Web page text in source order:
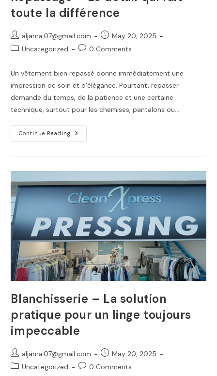
toute la différence
Post
author:
aljama.07@gmail.com
Post
published:
May 20, 2025
PostUncategorized
Post0 Comments
Un vêtement bien repassé donne immédiatement une
impression de soin et d’élégance. Pourtant, repasser
demande du temps, de la patience et une certaine
technique, surtout pour les chemises, pantalons ou…
Continue Reading Repassage
–
La
Différence
Blanchisserie – La solution
pratique pour un linge toujours
impeccable
Post
author:
aljama.07@gmail.com
PostMay 20, 2025
PostUncategorized
Post0 Comments